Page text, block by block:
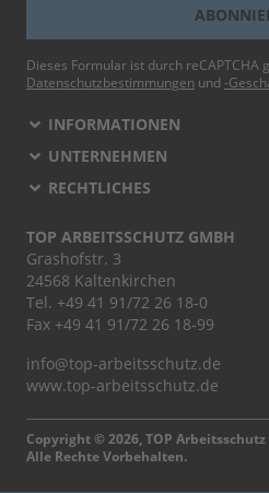
Dieses Formular ist durch reCAPTCHA
Datenschutzbestimmungen und -
INFORMATIONEN
UNTERNEHMEN
RECHTLICHES
TOP ARBEITSSCHUTZ GMBH
Grashofstr. 3
24568 Kaltenkirchen
Tel. +49 41 91/72 26 18-0
Fax +49 41 91/72 26 18-99
info@top-arbeitsschutz.de
www.top-arbeitsschutz.de
Copyright © 2026, TOP Arbeitsschutz
Alle Rechte Vorbehalten.